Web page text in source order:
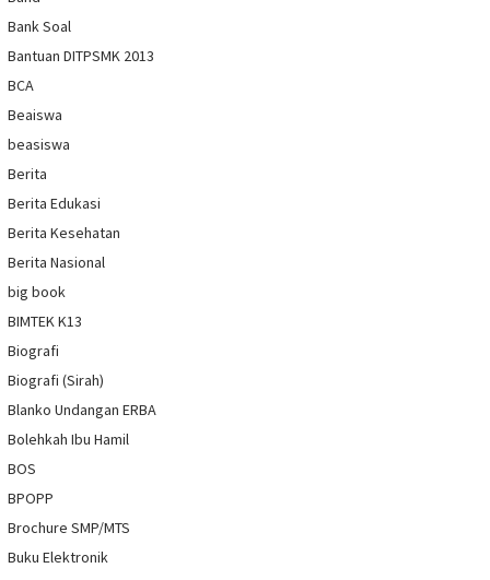
Bank Soal
Bantuan DITPSMK 2013
BCA
Beaiswa
beasiswa
Berita
Berita Edukasi
Berita Kesehatan
Berita Nasional
big book
BIMTEK K13
Biografi
Biografi (Sirah)
Blanko Undangan ERBA
Bolehkah Ibu Hamil
BOS
BPOPP
Brochure SMP/MTS
Buku Elektronik